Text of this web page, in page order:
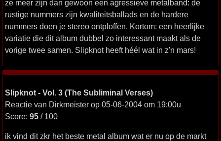
ze meer zijn dan gewoon een agressieve metalband: de
rustige nummers zijn kwaliteitsballads en de hardere
nummers doen je stereo ontploffen. Kortom: een heerlijke
variatie die dit album dubbel zo interessant maakt als de
vorige twee samen. Slipknot heeft héél wat in z'n mars!
Slipknot - Vol. 3 (The Subliminal Verses)
Reactie van Dirkmeister op 05-06-2004 om 19:00u
Score: 95 / 100
ik vind dit zkr het beste metal album wat er nu op de markt